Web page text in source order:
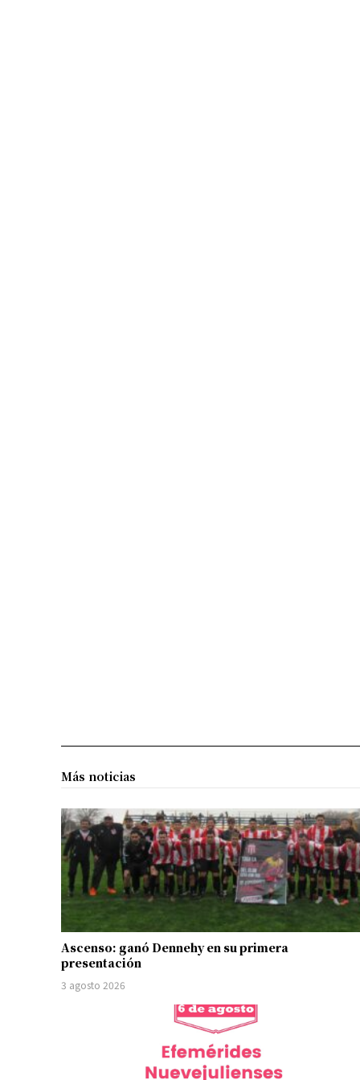
Más noticias
Ascenso: ganó Dennehy en su primera
presentación
3 agosto 2026